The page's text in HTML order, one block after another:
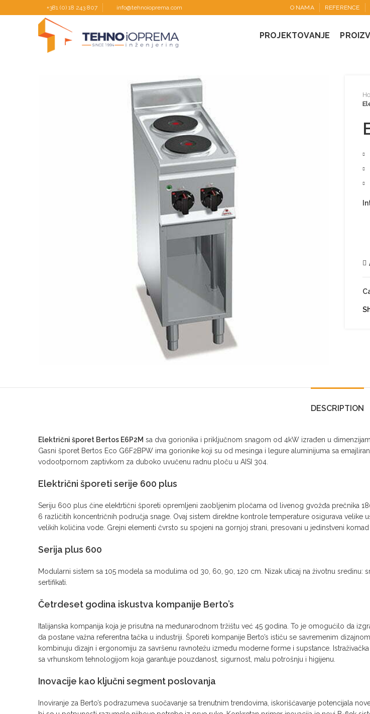
+381 (0) 18 243 807 info@tehnoioprema.com O NAMA REFERENCE
PROJEKTOVANJE
DESCRIPTION
Električni šporet Bertos E6P2M sa dva gorionika i priključnom snagom od 4kW izrađen u
Gasni šporet Bertos Eco G6F2BPW ima gorionike koji su od mesinga i legure aluminijuma sa
vodootpornom zaptivkom za duboko uvučenu radnu ploču u AISI 304.
Električni šporeti serije 600 plus
Seriju 600 plus čine elektrtični šporeti opremljeni zaobljenim pločama od livenog gvožđa prečnika
6 različitih koncentričnih područja snage. Ovaj sistem direktne kontrole temperature osigurava velike
velikih količina vode. Grejni elementi čvrsto su spojeni na gornjoj strani, presovani u jedinstveni
Serija plus 600
Modularni sistem sa 105 modela sa modulima od 30, 60, 90, 120 cm. Nizak uticaj na životnu sredinu:
sertifikati.
Četrdeset godina iskustva kompanije Berto’s
Italijanska kompanija koja je prisutna na međunarodnom tržištu već 45 godina. To je omogućilo da
da postane važna referentna tačka u industriji. Šporeti kompanije Berto’s ističu se savremenim
kombinuju dizajn i ergonomiju za savršenu ravnotežu između moderne forme i supstance.
sa vrhunskom tehnologijom koja garantuje pouzdanost, sigurnost, malu potrošnju i higijenu.
Inovacije kao ključni segment poslovanja
Inoviranje za Berto’s podrazumeva suočavanje sa trenutnim trendovima, iskorišćavanje potencijala